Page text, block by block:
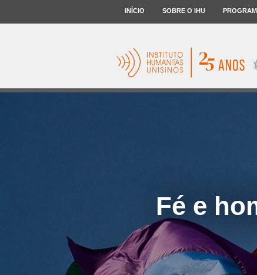
INÍCIO SOBRE O IHU
Fé e